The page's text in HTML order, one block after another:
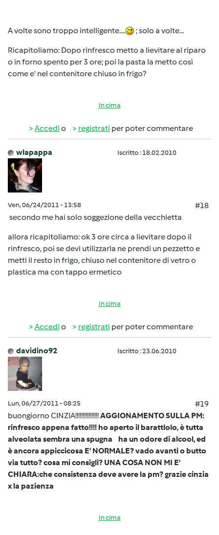
A volte sono troppo intelligente.... ; solo a volte...
Ricapitoliamo: Dopo rinfresco metto a lievitare al riparo
o in forno spento per 3 ore; poi la pasta la metto così
come e' nel contenitore chiuso in frigo?
In cima
Accedi o registrati per poter commentare
wlapappa Iscritto : 18.02.2010
Ven, 06/24/2011 - 13:58
#18
secondo me hai solo soggezione della vecchietta
allora ricapitoliamo: ok 3 ore circa a lievitare dopo il
rinfresco, poi se devi utilizzarla ne prendi un pezzetto e
metti il resto in frigo, chiuso nel contenitore di vetro o
plastica ma con tappo ermetico
In cima
Accedi o registrati per poter commentare
davidino92 Iscritto : 23.06.2010
Lun, 06/27/2011 - 08:25
#19
buongiorno CINZIA!!!!!!!!!!!!!!!!AGGIONAMENTO SULLA PM:
rinfresco appena fatto!!!! ho aperto il barattlolo, è tutta
alveolata sembra una spugna ha un odore di alcool, ed
è ancora appiccicosa E' NORMALE? vado avanti o butto
via tutto? cosa mi consigli? UNA COSA NON MI E'
CHIARA:che consistenza deve avere la pm? grazie cinzia
x la pazienza
In cima